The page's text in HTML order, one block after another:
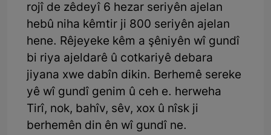
rojî de zêdeyî 6 hezar seriyên ajelan
hebû niha kêmtir ji 800 seriyên ajelan
hene. Rêjeyeke kêm a şêniyên wî gundî
bi riya ajeldarê û cotkariyê debara
jiyana xwe dabîn dikin. Berhemê sereke
yê wî gundî genim û ceh e. herweha
Tirî, nok, bahîv, sêv, xox û nîsk ji
berhemên din ên wî gundî ne.